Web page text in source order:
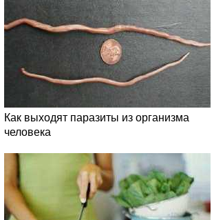
Как выходят паразиты из организма
человека